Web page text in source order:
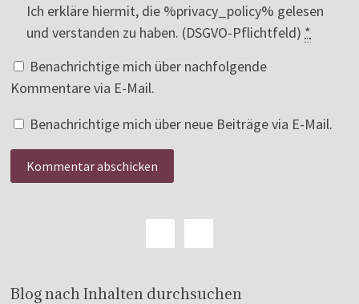
Ich erkläre hiermit, die %privacy_policy% gelesen
und verstanden zu haben. (DSGVO-Pflichtfeld) *
Benachrichtige mich über nachfolgende
Kommentare via E-Mail.
Benachrichtige mich über neue Beiträge via E-Mail.
Blog nach Inhalten durchsuchen